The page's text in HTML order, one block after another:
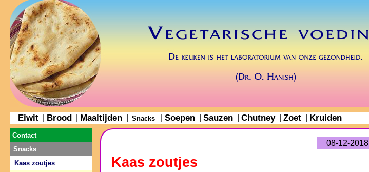
Eiwit Brood Maaltijden Snacks Soepen Sauzen Chutney| Zoet Kruiden
08-12-2018
Kaas zoutjes
Contact
Snacks
Kaas zoutjes